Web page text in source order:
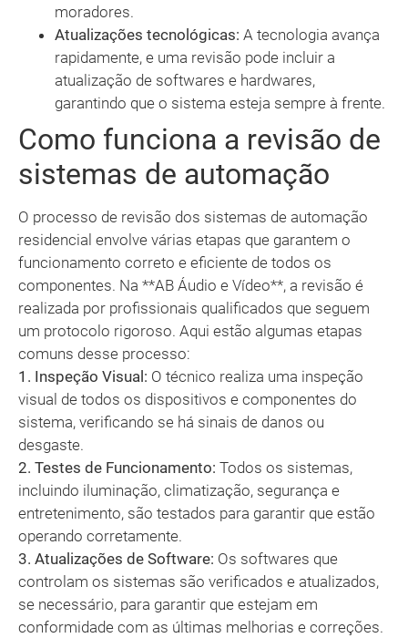
moradores.
Atualizações tecnológicas: A tecnologia avança
rapidamente, e uma revisão pode incluir a
atualização de softwares e hardwares,
garantindo que o sistema esteja sempre à frente.
Como funciona a revisão de
sistemas de automação
O processo de revisão dos sistemas de automação
residencial envolve várias etapas que garantem o
funcionamento correto e eficiente de todos os
componentes. Na **AB Áudio e Vídeo**, a revisão é
realizada por profissionais qualificados que seguem
um protocolo rigoroso. Aqui estão algumas etapas
comuns desse processo:
1. Inspeção Visual: O técnico realiza uma inspeção
visual de todos os dispositivos e componentes do
sistema, verificando se há sinais de danos ou
desgaste.
2. Testes de Funcionamento: Todos os sistemas,
incluindo iluminação, climatização, segurança e
entretenimento, são testados para garantir que estão
operando corretamente.
3. Atualizações de Software: Os softwares que
controlam os sistemas são verificados e atualizados,
se necessário, para garantir que estejam em
conformidade com as últimas melhorias e correções.